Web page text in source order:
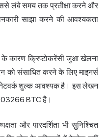
लंबे समय तक प्रतीक्षा करने और
साझा करने की आवश्यकता
के कारण क्रिप्टोकरेंसी जुआ खेलना
संसाधित करने के लिए माइनर्स
नेटवर्क शुल्क आवश्यक है। इस लेखन
BTC है।
और पारदर्शिता भी सुनिश्चित